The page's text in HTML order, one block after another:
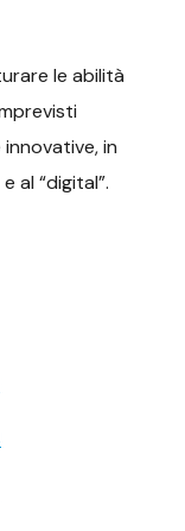
le abilità
in
al “digital”.